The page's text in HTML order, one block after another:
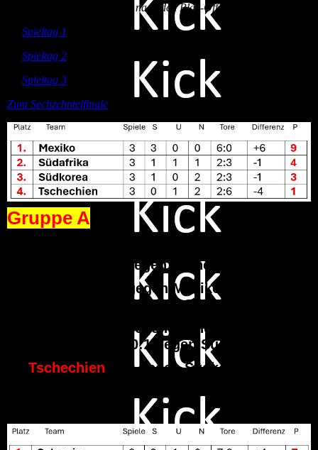
In rot die Mannschaften, die nach den Play-Offs dazugestoßen sind.
Spieltag 1
Spieltag 2
Spieltag 3
Zum Sechzehntelfinale
Gruppe A
Südkorea, 3:0 gegen Tschechien)
Südafrika (0:2 gegen Mexiko, 1:1 gegen
Tschechien, 1:0 gegen Südkorea)
Südkorea (2:1 gegen Tschechien, 0:1
gegen Mexiko, 0:1 gegen Südafrika)
Tschechien
(1:2 gegen Südkorea, 1:1